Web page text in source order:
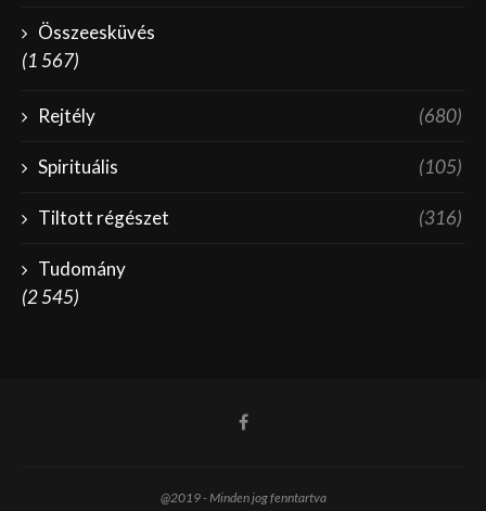
Összeesküvés
(1 567)
Rejtély (680)
Spirituális (105)
Tiltott régészet (316)
Tudomány
(2 545)
@2019 - Minden jog fenntartva